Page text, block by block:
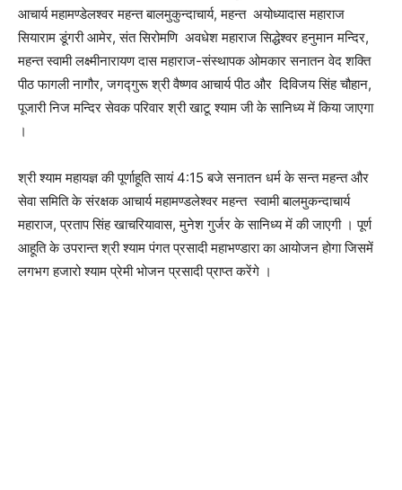
आचार्य महामण्डेलश्वर महन्त बालमुकुन्दाचार्य, महन्त अयोध्यादास महाराज
सियाराम डूंगरी आमेर, संत सिरोमणि अवधेश महाराज सिद्धेश्वर हनुमान मन्दिर,
महन्त स्वामी लक्ष्मीनारायण दास महाराज-संस्थापक ओमकार सनातन वेद शक्ति
पीठ फागली नागौर, जगद्गुरू श्री वैष्णव आचार्य पीठ और दिविजय सिंह चौहान,
पूजारी निज मन्दिर सेवक परिवार श्री खाटू श्याम जी के सानिध्य में किया जाएगा
।
श्री श्याम महायज्ञ की पूर्णाहूति सायं 4:15 बजे सनातन धर्म के सन्त महन्त और
सेवा समिति के संरक्षक आचार्य महामण्डलेश्वर महन्त स्वामी बालमुकन्दाचार्य
महाराज, प्रताप सिंह खाचरियावास, मुनेश गुर्जर के सानिध्य में की जाएगी । पूर्ण
आहूति के उपरान्त श्री श्याम पंगत प्रसादी महाभण्डारा का आयोजन होगा जिसमें
लगभग हजारो श्याम प्रेमी भोजन प्रसादी प्राप्त करेंगे ।